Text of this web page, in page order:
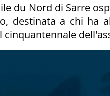
du Nord di Sarre
destinata a chi ha
cinquantennale